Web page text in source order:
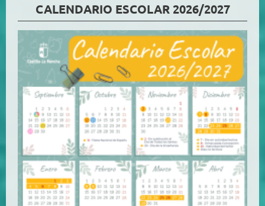
CALENDARIO ESCOLAR 2026/2027